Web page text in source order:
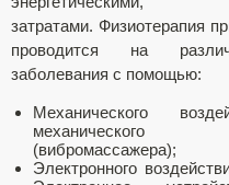
затратами. Физиотерапия
проводится на
заболевания с помощью:
Механического
механического
(вибромассажера);
Электронного